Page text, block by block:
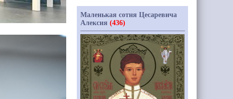
Маленькая сотня Цесаревича
Алексия (436)